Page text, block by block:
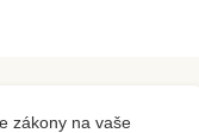
zákony na vaše